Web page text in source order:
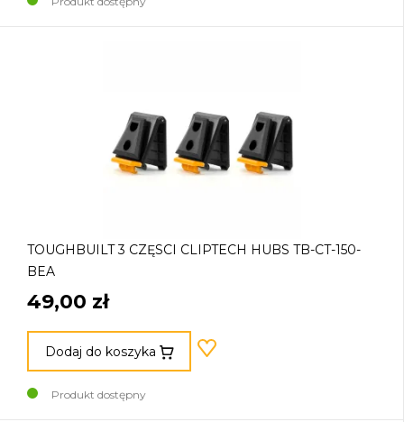
TOUGHBUILT 3 CZĘSCI CLIPTECH HUBS TB-CT-150-
BEA
49,00 zł
Dodaj do koszyka
Produkt dostępny